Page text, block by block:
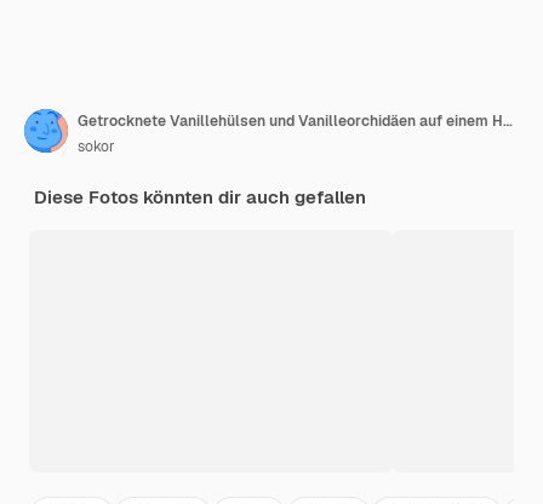
Getrocknete Vanillehülsen und Vanilleorchidäen auf einem Holztisch
sokor
Diese Fotos könnten dir auch gefallen